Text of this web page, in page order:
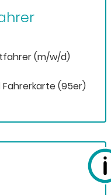
(m/w/d)
Fahrerkarte (95er)